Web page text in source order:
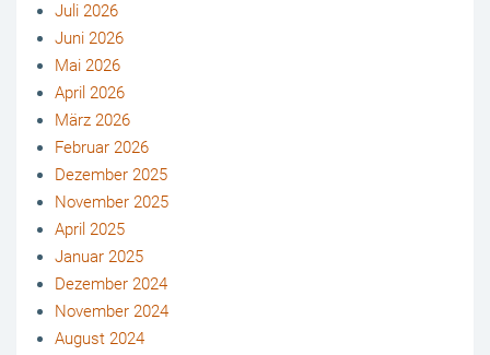
Juli 2026
Juni 2026
Mai 2026
April 2026
März 2026
Februar 2026
Dezember 2025
November 2025
April 2025
Januar 2025
Dezember 2024
November 2024
August 2024